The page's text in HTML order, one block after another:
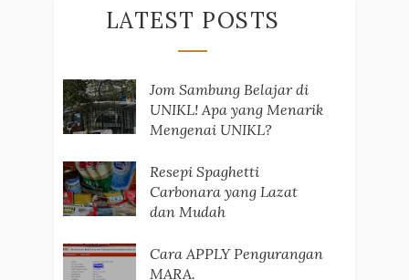
LATEST POSTS
Jom Sambung Belajar di
UNIKL! Apa yang Menarik
Mengenai UNIKL?
Resepi Spaghetti
Carbonara yang Lazat
dan Mudah
Cara APPLY Pengurangan
MARA.